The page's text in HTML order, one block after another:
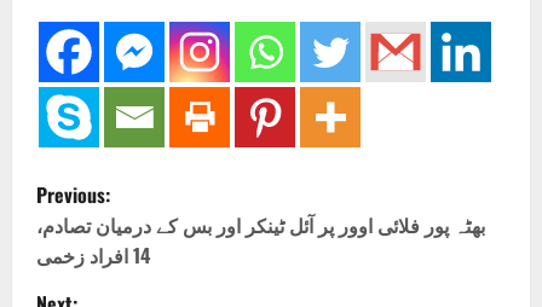
P
o
s
Previous:
بھٹہ پور فلائی اوور پر آئل ٹینکر اور بس کے درمیان تصادم،
14 افراد زخمی